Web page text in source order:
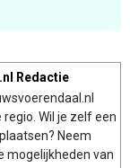
Redactie
Wil je zelf een
Neem
mogelijkheden van